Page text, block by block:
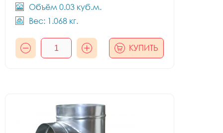
Объём 0.03 куб.м.
Вес: 1.068 кг.
КУПИТЬ